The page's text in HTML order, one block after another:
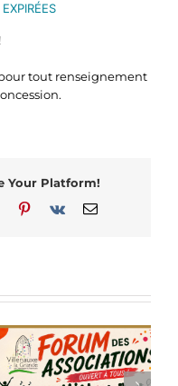
tout renseignement
Your Platform!
TumblrPinterest
Vk Email